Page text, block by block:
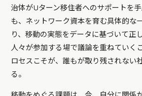
治体がUターン移住者へのサポートを
も、ネットワーク資本を育む具体的な
り、移動の実態をデータに基づいて正
人々が参加する場で議論を重ねていく
ロセスこそが、誰もが取り残されない
る。